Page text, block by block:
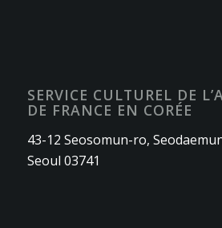
SERVICE CULTUREL DE
DE FRANCE EN CORÉE
43-12 Seosomun-ro,
Seoul 03741